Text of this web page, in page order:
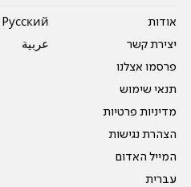
אודות
יצירת קשר
פרסמו אצלנו
תנאי שימוש
מדיניות פרטיות
הצהרת נגישות
המייל האדום
עברית
Pусский
عربية